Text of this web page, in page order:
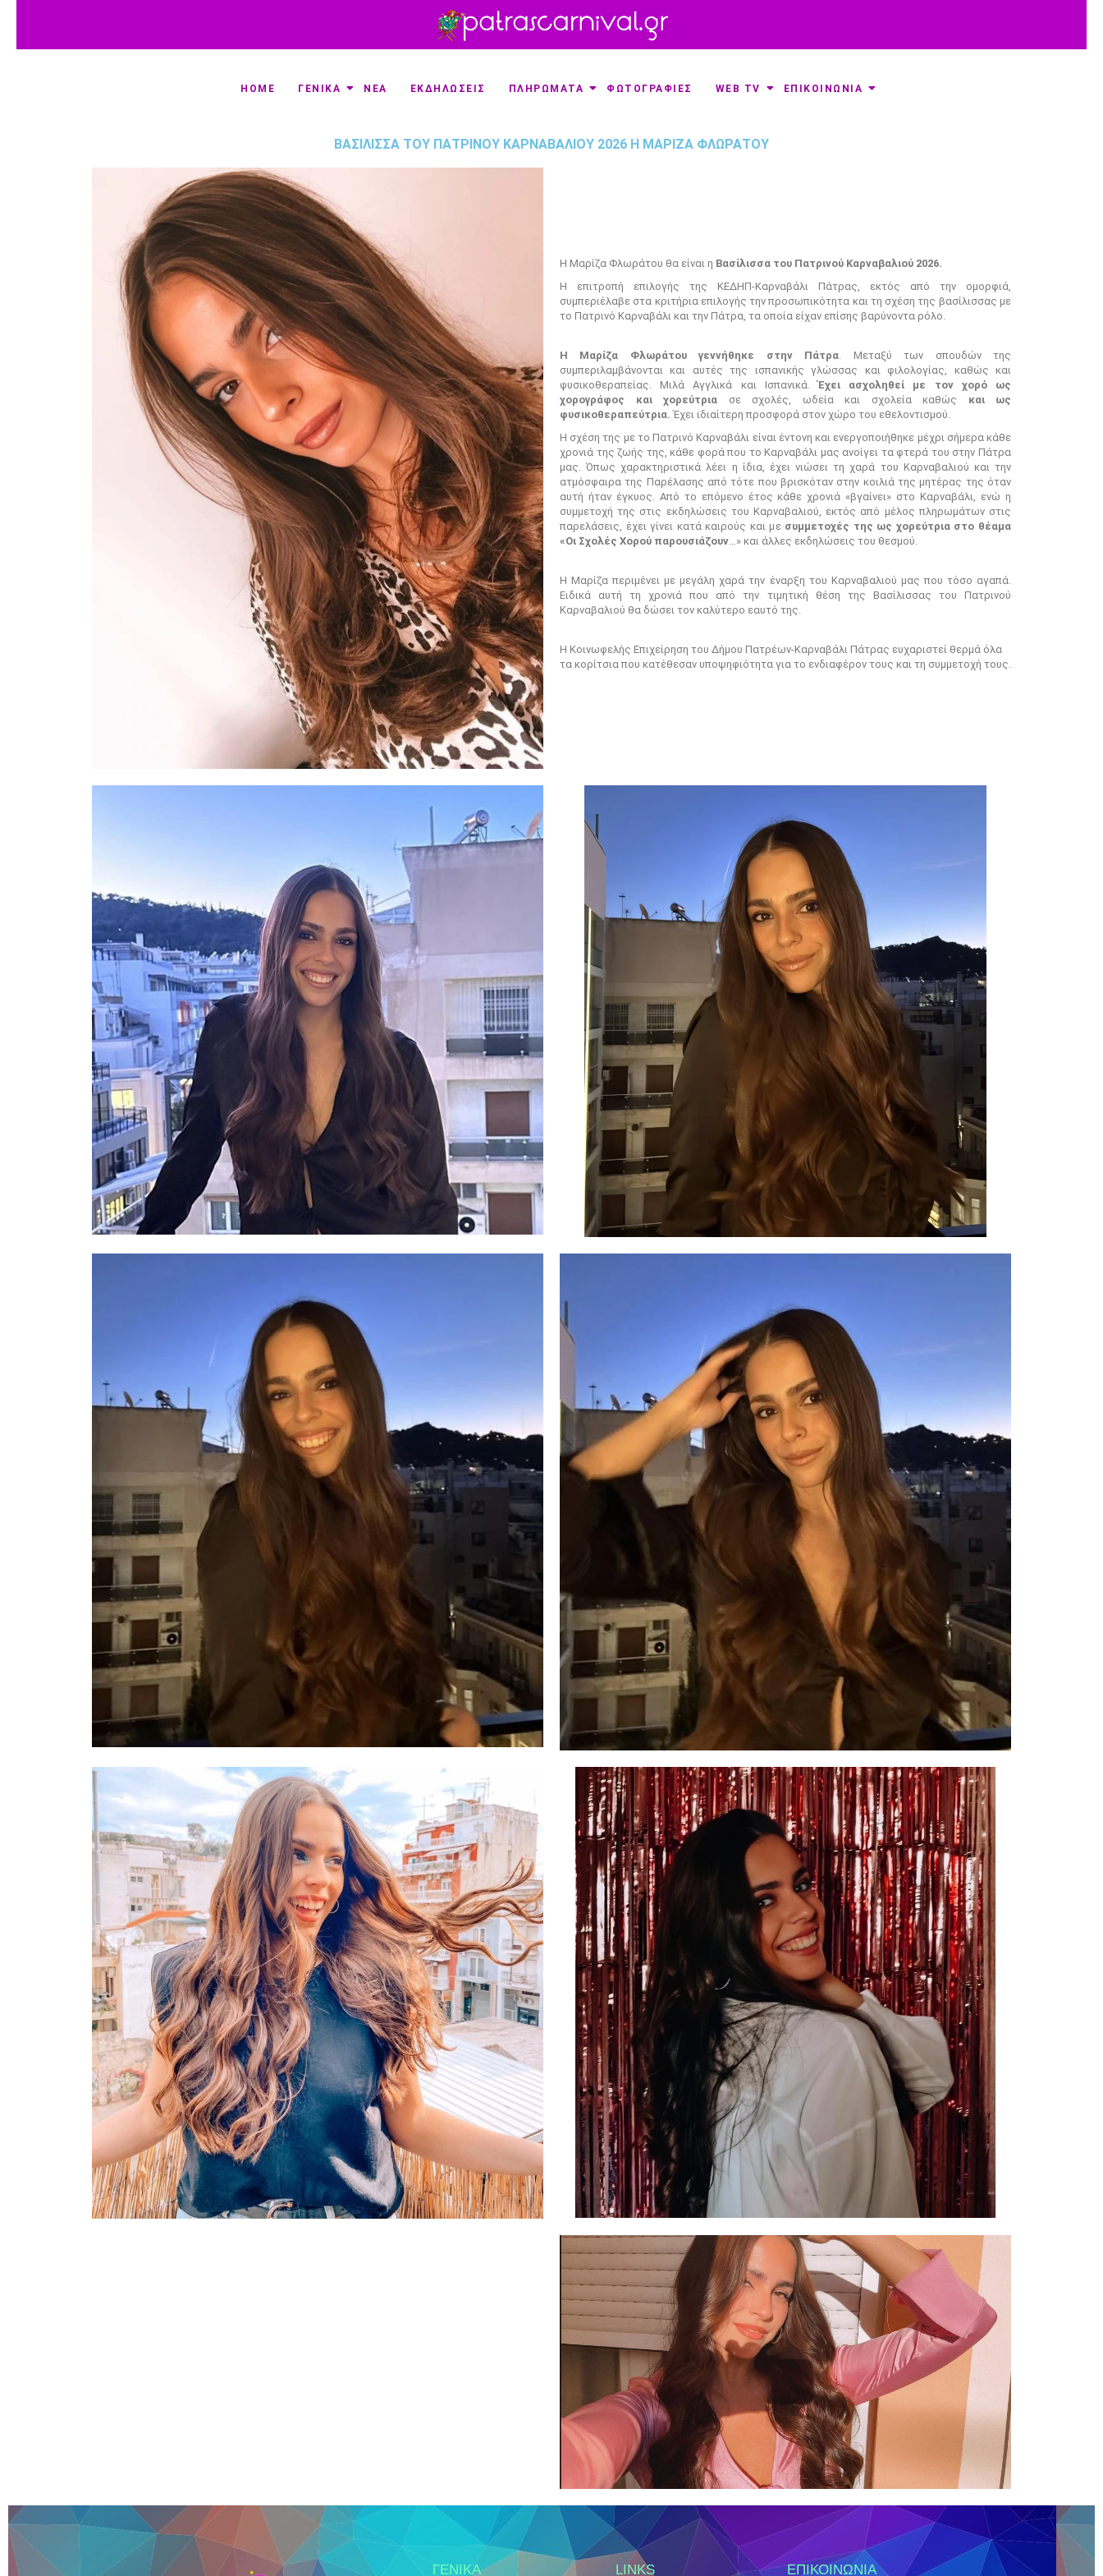
HOME ΓΕΝΙΚΑ ΝΕΑ ΕΚΔΗΛΩΣΕΙΣ ΠΛΗΡΩΜΑΤΑ ΦΩΤΟΓΡΑΦΙΕΣ WEB TV ΕΠΙΚΟΙΝΩΝΙΑ
ΒΑΣΊΛΙΣΣΑ ΤΟΥ ΠΑΤΡΙΝΟΎ ΚΑΡΝΑΒΑΛΙΟΎ 2026 Η ΜΑΡΊΖΑ ΦΛΩΡΆΤΟΥ
Η Μαρίζα Φλωράτου θα είναι η Βασίλισσα του Πατρινού Καρναβαλιού 2026.
Η επιτροπή επιλογής της ΚΕΔΗΠ-Καρναβάλι Πάτρας, εκτός από την ομορφιά,
συμπεριέλαβε στα κριτήρια επιλογής την προσωπικότητα και τη σχέση της βασίλισσας με
το Πατρινό Καρναβάλι και την Πάτρα, τα οποία είχαν επίσης βαρύνοντα ρόλο.
Η Μαρίζα Φλωράτου γεννήθηκε στην Πάτρα . Μεταξύ των σπουδών της
συμπεριλαμβάνονται και αυτές της ισπανικής γλώσσας και φιλολογίας, καθώς και
φυσικοθεραπείας. Μιλά Αγγλικά και Ισπανικά.Έχει ασχοληθεί με τον χορό ως
χορογράφος και χορεύτρια σε σχολές, ωδεία και σχολεία καθώς και ως
φυσικοθεραπεύτρια. Έχει ιδιαίτερη προσφορά στον χώρο του εθελοντισμού.
Η σχέση της με το Πατρινό Καρναβάλι είναι έντονη και ενεργοποιήθηκε μέχρι σήμερα κάθε
χρονιά της ζωής της, κάθε φορά που το Καρναβάλι μας ανοίγει τα φτερά του στην Πάτρα
μας. Όπως χαρακτηριστικά λέει η ίδια, έχει νιώσει τη χαρά του Καρναβαλιού και την
ατμόσφαιρα της Παρέλασης από τότε που βρισκόταν στην κοιλιά της μητέρας της όταν
αυτή ήταν έγκυος. Από το επόμενο έτος κάθε χρονιά «βγαίνει» στο Καρναβάλι, ενώ η
συμμετοχή της στις εκδηλώσεις του Καρναβαλιού, εκτός από μέλος πληρωμάτων στις
παρελάσεις, έχει γίνει κατά καιρούς και με συμμετοχές της ως χορεύτρια στο θέαμα
«Οι Σχολές Χορού παρουσιάζουν …» και άλλες εκδηλώσεις του θεσμού.
Η Μαρίζα περιμένει με μεγάλη χαρά την έναρξη του Καρναβαλιού μας που τόσο αγαπά.
Ειδικά αυτή τη χρονιά που από την τιμητική θέση της Βασίλισσας του Πατρινού
Καρναβαλιού θα δώσει τον καλύτερο εαυτό της.
Η Κοινωφελής Επιχείρηση του Δήμου Πατρέων-Καρναβάλι Πάτρας ευχαριστεί θερμά όλα
τα κορίτσια που κατέθεσαν υποψηφιότητα για το ενδιαφέρον τους και τη συμμετοχή τους.
ΓΕΝΙΚΑ LINKS ΕΠΙΚΟΙΝΩΝΊΑ